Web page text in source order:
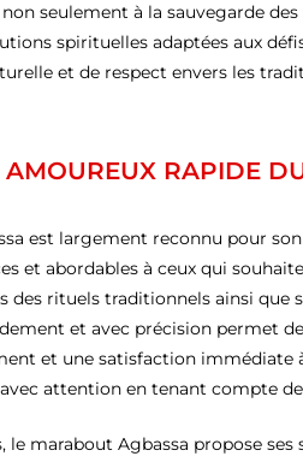
seulement à la sauvegarde
spirituelles adaptées aux
et de respect envers les
AMOUREUX RAPIDE
est largement reconnu pour
et abordables à ceux qui
des rituels traditionnels ainsi
et avec précision permet
et une satisfaction immédiate
attention en tenant compte
le marabout Agbassa propose